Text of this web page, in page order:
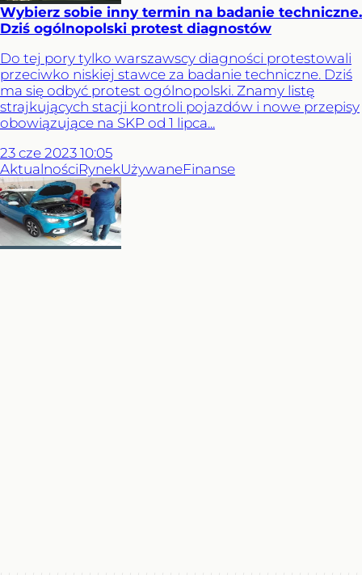
Wybierz sobie inny termin na badanie techniczne.
Dziś ogólnopolski protest diagnostów
Do tej pory tylko warszawscy diagności protestowali
przeciwko niskiej stawce za badanie techniczne. Dziś
ma się odbyć protest ogólnopolski. Znamy listę
strajkujących stacji kontroli pojazdów i nowe przepisy
obowiązujące na SKP od 1 lipca...
23 cze 2023 10:05
AktualnościRynekUżywaneFinanse